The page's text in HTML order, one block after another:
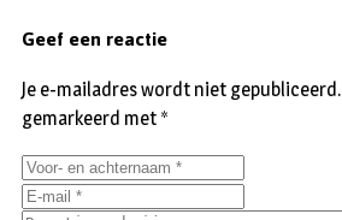
Geef een reactie
Je e-mailadres wordt niet gepubliceerd.
gemarkeerd met *